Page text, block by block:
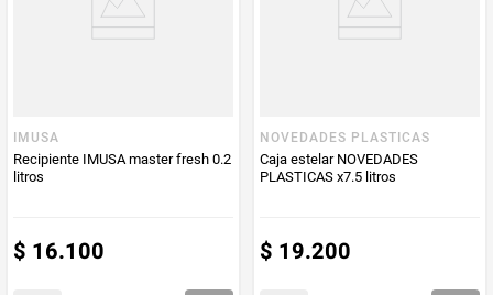
IMUSA
Recipiente IMUSA master fresh 0.2
litros
$ 16.100
NOVEDADES PLASTICAS
Caja estelar NOVEDADES
PLASTICAS x7.5 litros
$ 19.200